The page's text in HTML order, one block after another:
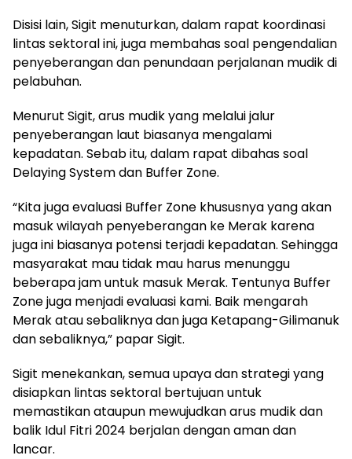
Disisi lain, Sigit menuturkan, dalam rapat koordinasi
lintas sektoral ini, juga membahas soal pengendalian
penyeberangan dan penundaan perjalanan mudik di
pelabuhan.
Menurut Sigit, arus mudik yang melalui jalur
penyeberangan laut biasanya mengalami
kepadatan. Sebab itu, dalam rapat dibahas soal
Delaying System dan Buffer Zone.
“Kita juga evaluasi Buffer Zone khususnya yang akan
masuk wilayah penyeberangan ke Merak karena
juga ini biasanya potensi terjadi kepadatan. Sehingga
masyarakat mau tidak mau harus menunggu
beberapa jam untuk masuk Merak. Tentunya Buffer
Zone juga menjadi evaluasi kami. Baik mengarah
Merak atau sebaliknya dan juga Ketapang-Gilimanuk
dan sebaliknya,” papar Sigit.
Sigit menekankan, semua upaya dan strategi yang
disiapkan lintas sektoral bertujuan untuk
memastikan ataupun mewujudkan arus mudik dan
balik Idul Fitri 2024 berjalan dengan aman dan
lancar.